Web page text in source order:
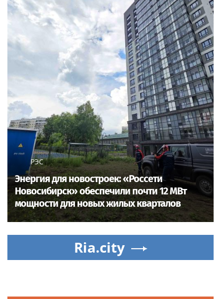
РЭС
Энергия для новостроек: «Россети
Новосибирск» обеспечили почти 12 МВт
мощности для новых жилых кварталов
Ria.city